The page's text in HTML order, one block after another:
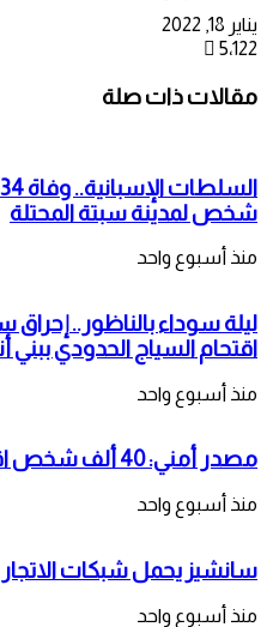
يناير 18, 2022
5٬122
مقالات ذات صلة
شخص لمدينة سبتة المحتلة
منذ أسبوع واحد
ليلة سوداء بالناظور..
اقتحام السياج الحدودي ببني
منذ أسبوع واحد
مصدر أمني: 40 ألف شخص اقتحموا سبتة
منذ أسبوع واحد
سانشيز يحمل شبكات
منذ أسبوع واحد